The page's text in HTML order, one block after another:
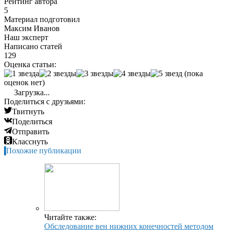
5
Материал подготовил
Максим Иванов
Наш эксперт
Написано статей
129
Оценка статьи:
(пока
оценок нет)
Загрузка...
Поделиться с друзьями:
Твитнуть
Поделиться
Отправить
Класснуть
Похожие публикации
Читайте также:
Обследование вен нижних конечностей методом